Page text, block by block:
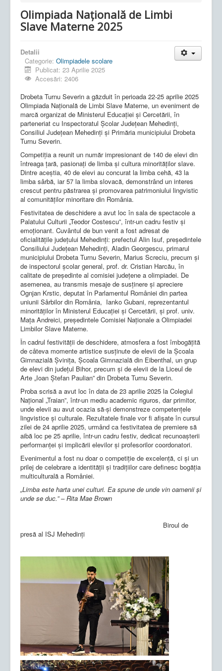
Olimpiada Națională de Limbi
Slave Materne 2025
Detalii
Categorie: Olimpiadele scolare
Publicat: 23 Aprilie 2025
Accesări: 2406
Drobeta Turnu Severin a găzduit în perioada 22-25 aprilie 2025
Olimpiada Națională de Limbi Slave Materne, un eveniment de
marcă organizat de Ministerul Educației și Cercetării, în
parteneriat cu Inspectoratul Școlar Județean Mehedinți,
Consiliul Județean Mehedinți și Primăria municipiului Drobeta
Turnu Severin.
Competiția a reunit un număr impresionant de 140 de elevi din
întreaga țară, pasionați de limba și cultura minorităților slave.
Dintre aceștia, 40 de elevi au concurat la limba cehă, 43 la
limba sârbă, iar 57 la limba slovacă, demonstrând un interes
crescut pentru păstrarea și promovarea patrimoniului lingvistic
al comunităților minoritare din România.
Festivitatea de deschidere a avut loc în sala de spectacole a
Palatului Culturii „Teodor Costescu”, într-un cadru festiv și
emoționant. Cuvântul de bun venit a fost adresat de
oficialitățile județului Mehedinți: prefectul Alin Isuf, președintele
Consiliului Județean Mehedinți, Aladin Georgescu, primarul
municipiului Drobeta Turnu Severin, Marius Screciu, precum și
de inspectorul școlar general, prof. dr. Cristian Harcău, în
calitate de președinte al comisiei județene a olimpiadei. De
asemenea, au transmis mesaje de susținere și apreciere
Ognjan Krstic, deputat în Parlamentul României din partea
uniunii Sârbilor din România, Ianko Gubani, reprezentantul
minorităților în Ministerul Educației și Cercetării, și prof. univ.
Mața Andreici, președintele Comisiei Naționale a Olimpiadei
Limbilor Slave Materne.
În cadrul festivității de deschidere, atmosfera a fost îmbogățită
de câteva momente artistice susținute de elevii de la Școala
Gimnazială Șvinița, Școala Gimnazială din Eibenthal, un grup
de elevi din județul Bihor, precum și de elevii de la Liceul de
Arte „Ioan Ștefan Paulian” din Drobeta Turnu Severin.
Proba scrisă a avut loc în data de 23 aprilie 2025 la Colegiul
Național „Traian”, într-un mediu academic riguros, dar primitor,
unde elevii au avut ocazia să-și demonstreze competențele
lingvistice și culturale. Rezultatele finale vor fi afișate în cursul
zilei de 24 aprilie 2025, urmând ca festivitatea de premiere să
aibă loc pe 25 aprilie, într-un cadru festiv, dedicat recunoașterii
performanței și implicării elevilor și profesorilor coordonatori.
Evenimentul a fost nu doar o competiție de excelență, ci și un
prilej de celebrare a identității și tradițiilor care definesc bogăția
multiculturală a României.
„Limba este harta unei culturi. Ea spune de unde vin oamenii și
unde se duc.” – Rita Mae Brown
Biroul de
presă al ISJ Mehedinți